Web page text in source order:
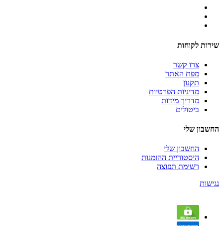
שירות לקוחות
צרו קשר
מפת האתר
תקנון
מדיניות הפרטיות
מדריך מידות
ביטולים
החשבון שלי
החשבון שלי
היסטוריית ההזמנות
רשימת תפוצה
נגישות